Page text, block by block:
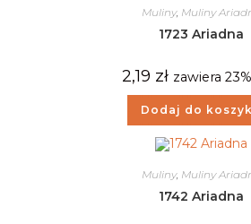
Muliny, Muliny
1723 Ariadna
2,19 zł zawiera
Dodaj do
Muliny, Muliny
1742 Ariadna